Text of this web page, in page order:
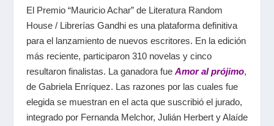
El Premio “Mauricio Achar” de Literatura Random
House / Librerías Gandhi es una plataforma definitiva
para el lanzamiento de nuevos escritores. En la edición
más reciente, participaron 310 novelas y cinco
resultaron finalistas. La ganadora fue Amor al prójimo,
de Gabriela Enríquez. Las razones por las cuales fue
elegida se muestran en el acta que suscribió el jurado,
integrado porFernanda Melchor, Julián Herbert y Alaíde